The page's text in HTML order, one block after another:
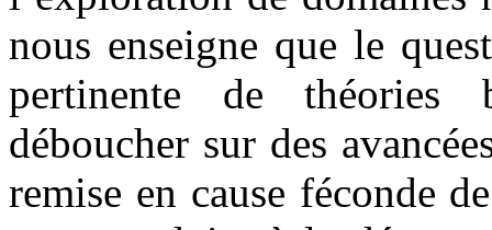
nous enseigne que le
pertinente de théories
déboucher sur des
remise en cause féconde